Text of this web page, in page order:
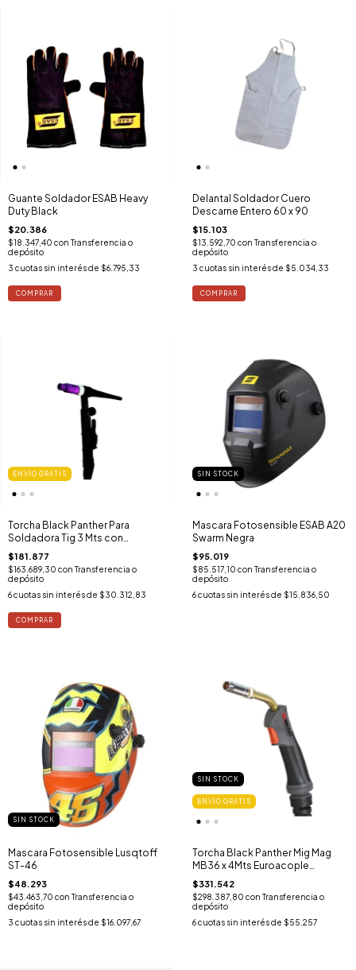
Guante Soldador ESAB Heavy
Duty Black
$20.386
$18.347,40 con Transferencia o
depósito
3 cuotas sin interés de $6.795,33
Delantal Soldador Cuero
Descarne Entero 60 x 90
$15.103
$13.592,70 con Transferencia o
depósito
3 cuotas sin interés de $5.034,33
ENVÍO GRATIS
Torcha Black Panther Para
Soldadora Tig 3 Mts con
Robinete BP-WP17R
$181.877
$163.689,30 con Transferencia o
depósito
6cuotas sin interés de $30.312,83
SIN STOCK
Mascara Fotosensible ESAB A20
Swarm Negra
$95.019
$85.517,10 con Transferencia o
depósito
6 cuotas sin interés de $15.836,50
SIN STOCK
Mascara Fotosensible Lusqtoff
ST-46
$48.293
$43.463,70 con Transferencia o
depósito
3 cuotas sin interés de $16.097,67
SIN STOCK
ENVÍO GRATIS
Torcha Black Panther Mig Mag
MB36 x 4Mts Euroacople
Universal
$331.542
$298.387,80 con Transferencia o
depósito
6 cuotas sin interés de $55.257